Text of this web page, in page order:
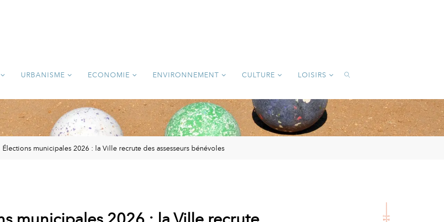
URBANISME ECONOMIE ENVIRONNEMENT CULTURE LOISIRS
SEARCH
Élections municipales 2026 : la Ville recrute des assesseurs bénévoles